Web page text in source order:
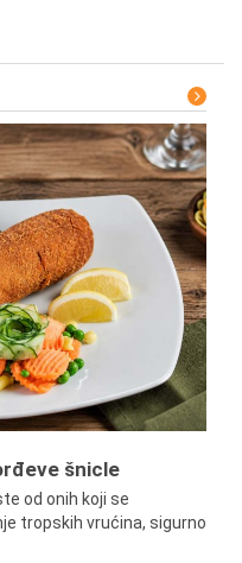
šnicle
od onih koji se
tropskih vrućina, sigurno